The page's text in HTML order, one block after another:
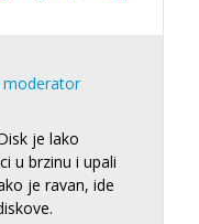
moderator
je lako
u brzinu i upali
je ravan, ide